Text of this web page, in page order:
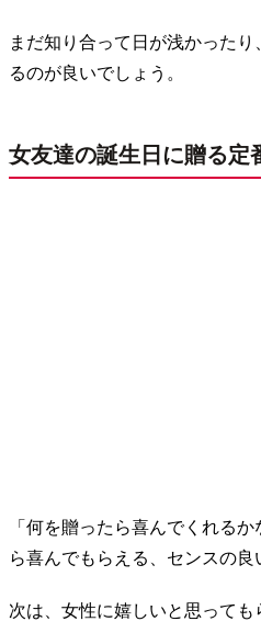
まだ知り合って日が浅かった
るのが良いでしょう。
女友達の誕生日に贈る定
「何を贈ったら喜んでくれる
ら喜んでもらえる、センスの良
次は、女性に嬉しいと思っても